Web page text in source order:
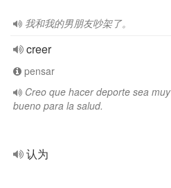
我和我的男朋友吵架了。
creer
pensar
Creo que hacer deporte sea muy
bueno para la salud.
认为